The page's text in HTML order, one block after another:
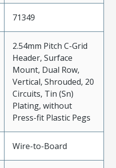
71349
2.54mm Pitch C-Grid
Header, Surface
Mount, Dual Row,
Vertical, Shrouded, 20
Circuits, Tin (Sn)
Plating, without
Press-fit Plastic Pegs
Wire-to-Board